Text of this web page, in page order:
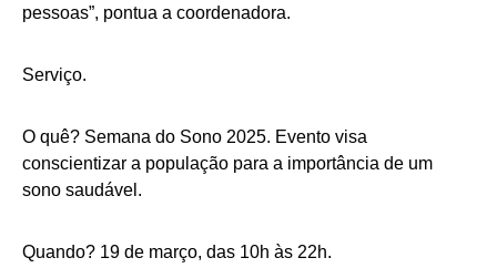
pessoas”, pontua a coordenadora.
Serviço.
O quê? Semana do Sono 2025. Evento visa
conscientizar a população para a importância de um
sono saudável.
Quando? 19 de março, das 10h às 22h.